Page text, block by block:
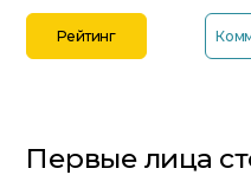
Рейтинг
Первые лица